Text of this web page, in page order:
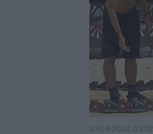
23·04·2024 03:32